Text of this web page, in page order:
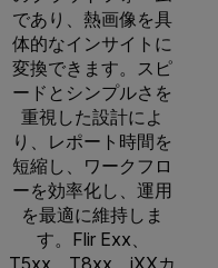
であり、熱画像を具
体的なインサイトに
変換できます。スピ
ードとシンプルさを
重視した設計によ
り、レポート時間を
短縮し、ワークフロ
ーを効率化し、運用
を最適に維持しま
す。Flir Exx、